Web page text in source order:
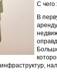
С чего
В